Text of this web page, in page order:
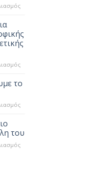
στο
μελιού
«με
προς
φύση
και
άνθρωπο
στο
Μέλια
αξίας
ποιότητας
το
στο
καλό
μέλι
του
στο